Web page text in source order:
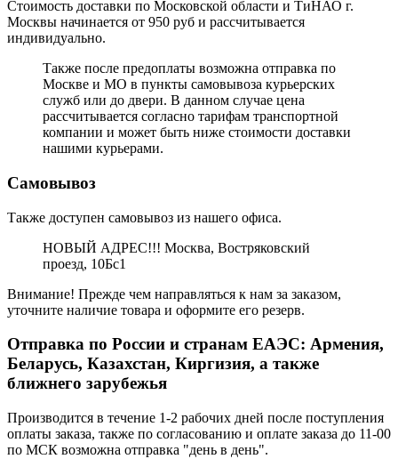
Стоимость доставки по Московской области и ТиНАО г.
Москвы начинается от 950 руб и рассчитывается
индивидуально.
Также после предоплаты возможна отправка по
Москве и МО в пункты самовывоза курьерских
служб или до двери. В данном случае цена
рассчитывается согласно тарифам транспортной
компании и может быть ниже стоимости доставки
нашими курьерами.
Самовывоз
Также доступен самовывоз из нашего офиса.
НОВЫЙ АДРЕС!!! Москва, Востряковский
проезд, 10Бс1
Внимание! Прежде чем направляться к нам за заказом,
уточните наличие товара и оформите его резерв.
Отправка по России и странам ЕАЭС: Армения,
Беларусь, Казахстан, Киргизия, а также
ближнего зарубежья
Производится в течение 1-2 рабочих дней после поступления
оплаты заказа, также по согласованию и оплате заказа до 11-00
по МСК возможна отправка "день в день".